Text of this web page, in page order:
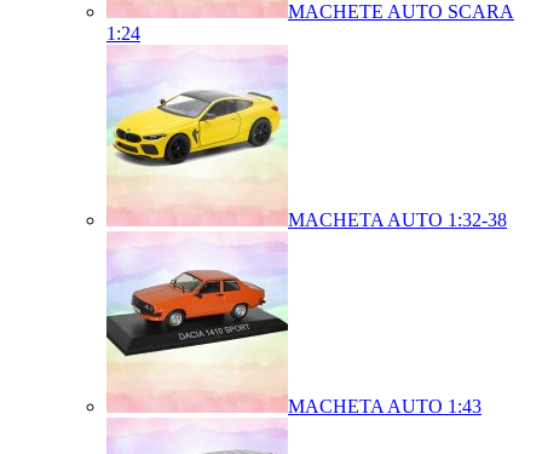
MACHETE AUTO SCARA
1:24
MACHETA AUTO 1:32-38
MACHETA AUTO 1:43